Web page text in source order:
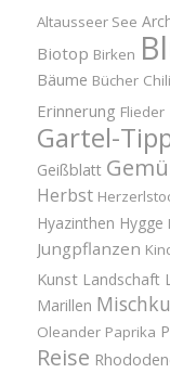
Altausseer See
Biotop Birken
Bäume Bücher Chili
Erinnerung Flieder
Gartel-
Geißblatt
Herbst
Hyazinthen Hygge
Jungpflanzen
Kunst Landschaft
Marillen
Oleander Paprika
Reise